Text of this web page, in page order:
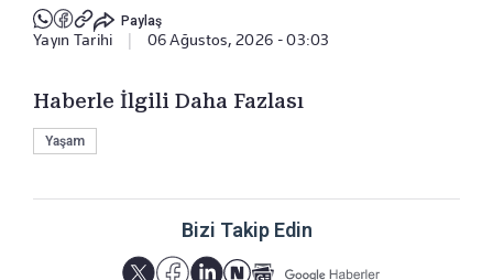
Paylaş
Yayın Tarihi 06 Ağustos, 2026 - 03:03
Haberle İlgili Daha Fazlası
Yaşam
Bizi Takip Edin